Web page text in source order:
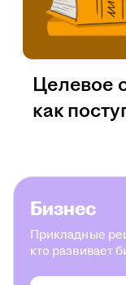
Целевое
как
Бизнес
Прикладные
кто развивает